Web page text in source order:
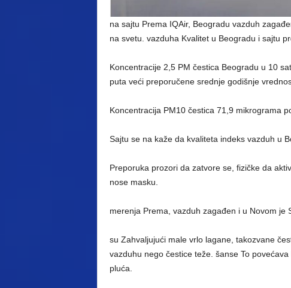
na sajtu Prema IQAir, Beogradu vazduh
na svetu. vazduha Kvalitet u Beogradu i sajtu
Koncentracije 2,5 PM čestica Beogradu u 10
puta veći preporučene srednje godišnje
Koncentracija PM10 čestica 71,9 mikrograma
Sajtu se na kaže da kvaliteta indeks vazduh u
Preporuka prozori da zatvore se, fizičke da
nose masku.
merenja Prema, vazduh zagađen i u Novom je
su Zahvaljujući male vrlo lagane, takozvane
vazduhu nego čestice teže. šanse To
pluća.